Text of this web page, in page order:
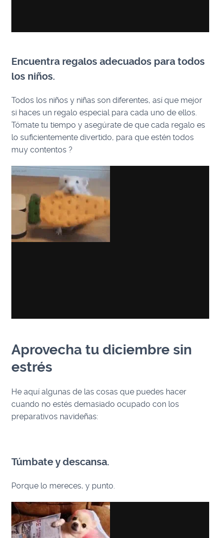
Encuentra regalos adecuados para todos
los niños.
Todos los niños y niñas son diferentes, así que mejor
si haces un regalo especial para cada uno de ellos.
Tómate tu tiempo y asegúrate de que cada regalo es
lo suficientemente divertido, para que estén todos
muy contentos ?
Aprovecha tu diciembre sin
estrés
He aquí algunas de las cosas que puedes hacer
cuando no estés demasiado ocupado con los
preparativos navideñas:
Túmbate y descansa.
Porque lo mereces, y punto.